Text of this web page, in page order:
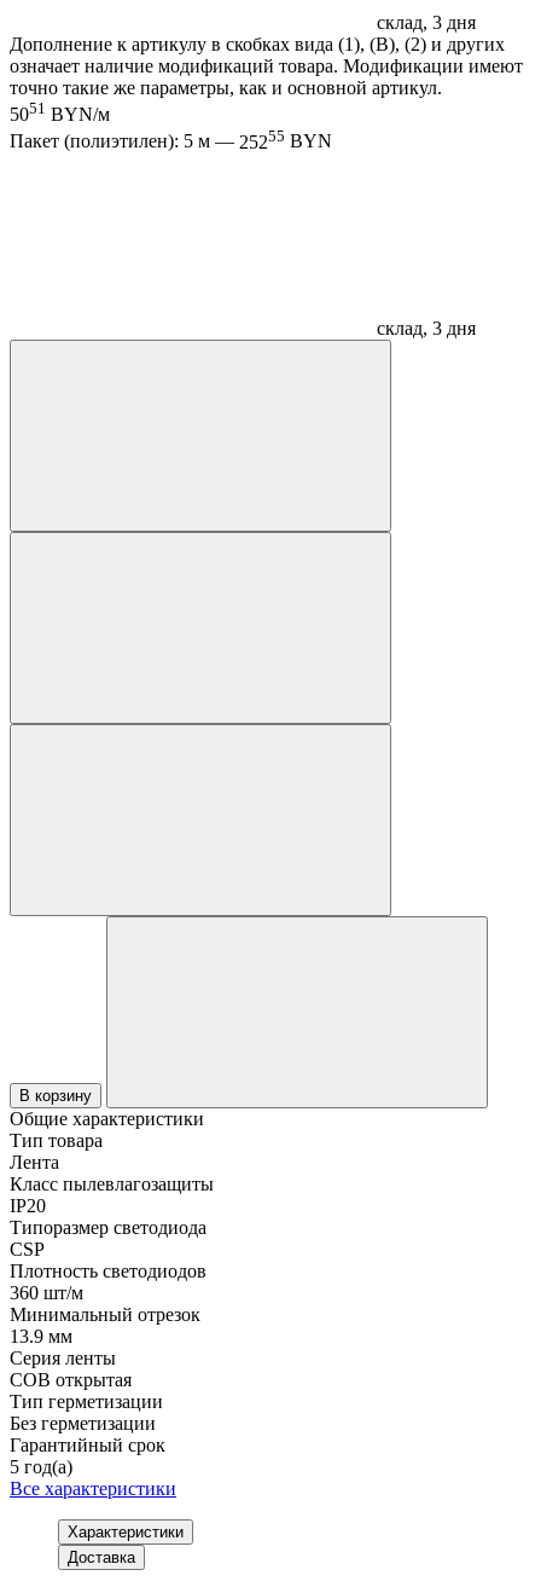
склад, 3 дня
Дополнение к артикулу в скобках вида (1), (B), (2) и других
означает наличие модификаций товара. Модификации имеют
точно такие же параметры, как и основной артикул.
5051 BYN/м
Пакет (полиэтилен): 5 м — 25255 BYN
склад, 3 дня
В корзину
Общие характеристики
Тип товара
Лента
Класс пылевлагозащиты
IP20
Типоразмер светодиода
CSP
Плотность светодиодов
360 шт/м
Минимальный отрезок
13.9 мм
Серия ленты
COB открытая
Тип герметизации
Без герметизации
Гарантийный срок
5 год(а)
Все характеристики
Характеристики
Доставка